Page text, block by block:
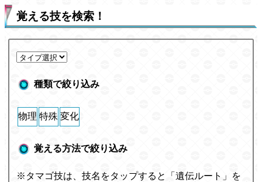
覚える技を検索！
種類で絞り込み
物理 特殊 変化
覚える方法で絞り込み
※タマゴ技は、技名をタップすると「遺伝ルート」を